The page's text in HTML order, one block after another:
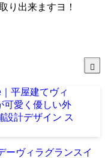
り出来ますヨ！
ーヴィラグランスイ